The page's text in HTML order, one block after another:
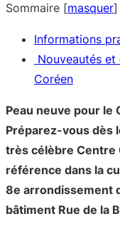
Sommaire [masquer]
Informations
Nouveautés
Coréen
Peau neuve pour le
Préparez-vous dès
très célèbre Centre
référence dans la
8e arrondissement
bâtiment Rue de la